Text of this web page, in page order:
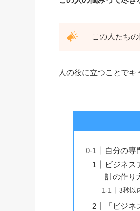
この人たち
人の役に立つことでキ
自分の専
ビジネス
計の作り
3秒以
「ビジ